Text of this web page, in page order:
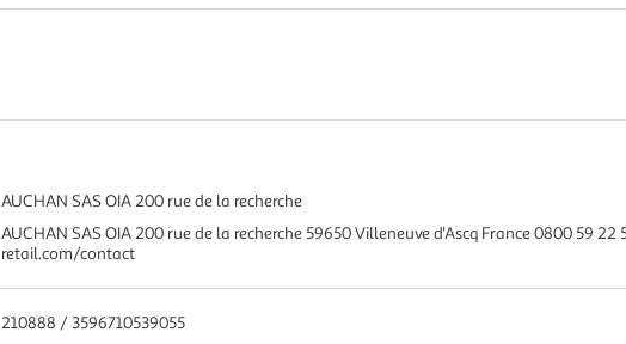
AUCHAN SAS OIA 200 rue de la recherche
AUCHAN SAS OIA 200 rue de la recherche 59650 Villeneuve d'Ascq France 0800 59
retail.com/contact
210888 / 3596710539055